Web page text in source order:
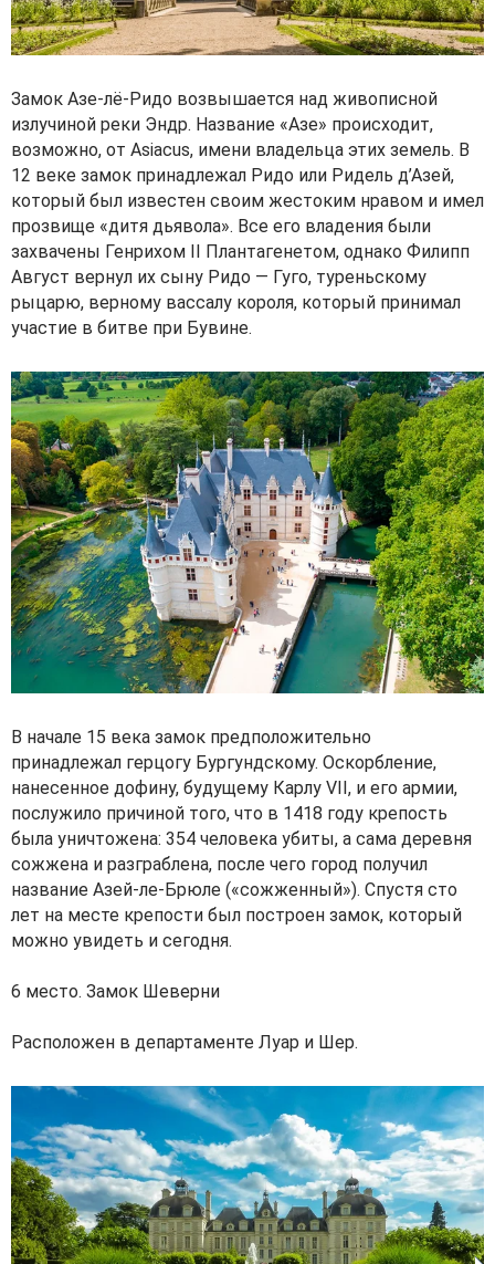
Замок Азе-лё-Ридо возвышается над живописной
излучиной реки Эндр. Название «Азе» происходит,
возможно, от Asiacus, имени владельца этих земель. В
12 веке замок принадлежал Ридо или Ридель д’Азей,
который был известен своим жестоким нравом и имел
прозвище «дитя дьявола». Все его владения были
захвачены Генрихом II Плантагенетом, однако Филипп
Август вернул их сыну Ридо — Гуго, туреньскому
рыцарю, верному вассалу короля, который принимал
участие в битве при Бувине.
В начале 15 века замок предположительно
принадлежал герцогу Бургундскому. Оскорбление,
нанесенное дофину, будущему Карлу VII, и его армии,
послужило причиной того, что в 1418 году крепость
была уничтожена: 354 человека убиты, а сама деревня
сожжена и разграблена, после чего город получил
название Азей-ле-Брюле («сожженный»). Спустя сто
лет на месте крепости был построен замок, который
можно увидеть и сегодня.
6 место. Замок Шеверни
Расположен в департаменте Луар и Шер.